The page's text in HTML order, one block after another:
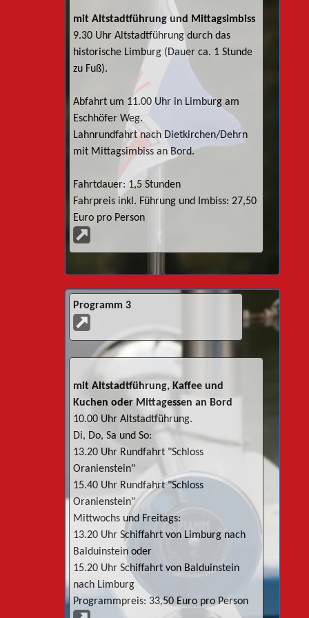
mit Altstadtführung und Mittagsimbiss
9.30 Uhr Altstadtführung durch das
historische Limburg (Dauer ca. 1 Stunde
zu Fuß).
Abfahrt um 11.00 Uhr in Limburg am
Eschhöfer Weg.
Lahnrundfahrt nach Dietkirchen/Dehrn
mit Mittagsimbiss an Bord.
Fahrtdauer: 1,5 Stunden
Fahrpreis inkl. Führung und Imbiss: 27,50
Euro pro Person
Programm 3
mit Altstadtführung, Kaffee und
Kuchen oder Mittagessen an Bord
10.00 Uhr Altstadtführung.
Di, Do, Sa und So:
13.20 Uhr Rundfahrt "Schloss
Oranienstein"
15.40 Uhr Rundfahrt "Schloss
Oranienstein"
Mittwochs und Freitags:
13.20 Uhr Schiffahrt von Limburg nach
Balduinstein oder
15.20 Uhr Schiffahrt von Balduinstein
nach Limburg
Programmpreis: 33,50 Euro pro Person